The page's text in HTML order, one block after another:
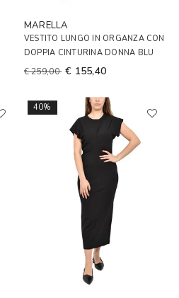
MARELLA
VESTITO LUNGO IN ORGANZA CON
DOPPIA CINTURINA DONNA BLU
€ 259,00 € 155,40
40%